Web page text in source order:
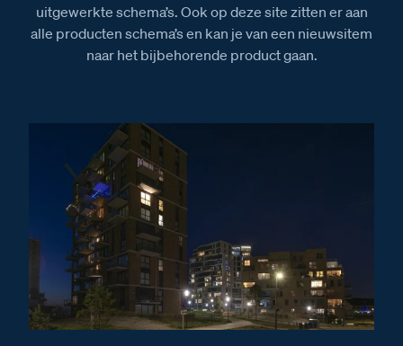
uitgewerkte schema’s. Ook op deze site zitten er aan
alle producten schema’s en kan je van een nieuwsitem
naar het bijbehorende product gaan.